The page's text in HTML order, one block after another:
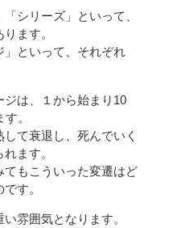
シリーズ」といって、
ます。
」といって、それぞれ
は、１から始まり10
。
て衰退し、死んでいく
ます。
もこういった変遷はど
す。
雰囲気となります。